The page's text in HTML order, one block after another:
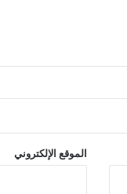
الموقع الإلكتروني